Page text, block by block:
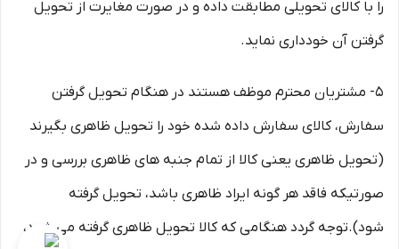
را با کالای تحویلی مطابقت داده و در صورت مغایرت از تحویل
گرفتن آن خودداری نماید.
5- مشتریان محترم موظف هستند در هنگام تحویل گرفتن
سفارش، کالای سفارش داده شده خود را تحویل ظاهری بگیرند
(تحویل ظاهری یعنی کالا از تمام جنبه های ظاهری بررسی و در
صورتیکه فاقد هر گونه ایراد ظاهری باشد، تحویل گرفته
شود).توجه گردد هنگامی که کالا تحویل ظاهری گرفته می شود،